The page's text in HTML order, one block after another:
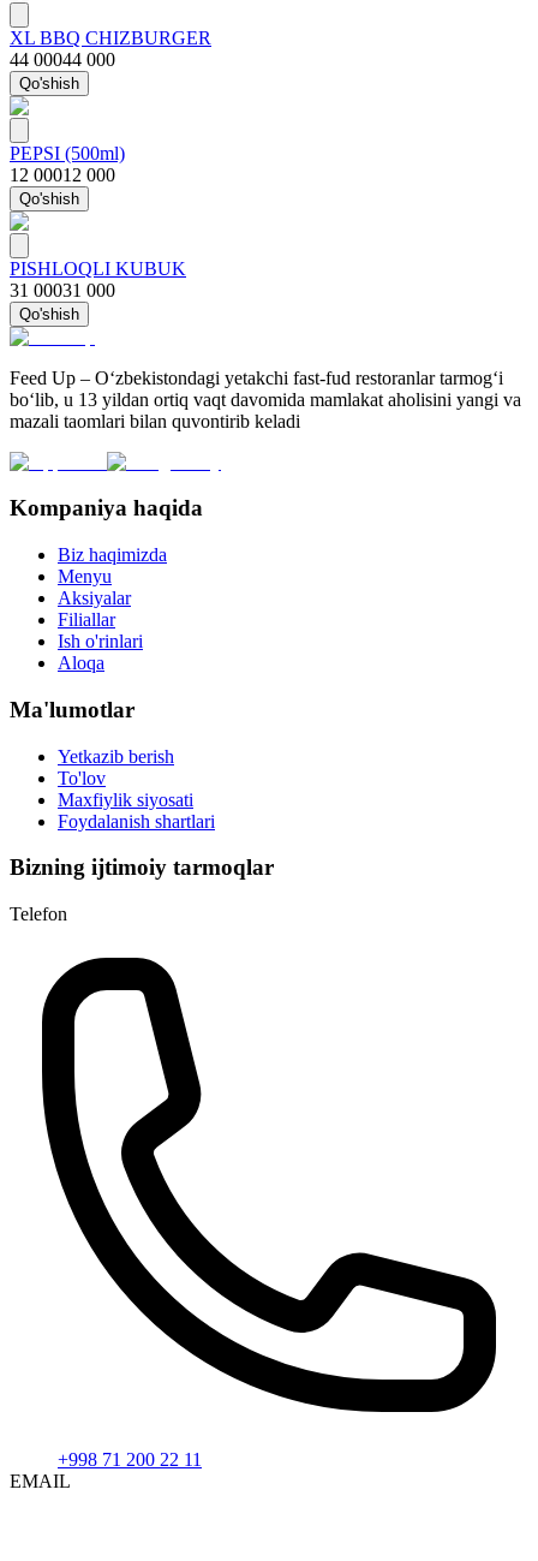
XL BBQ CHIZBURGER
44 00044 000
Qo'shish
PEPSI (500ml)
12 00012 000
Qo'shish
PISHLOQLI KUBUK
31 00031 000
Qo'shish
Feed Up – O‘zbekistondagi yetakchi fast-fud restoranlar tarmog‘i
bo‘lib, u 13 yildan ortiq vaqt davomida mamlakat aholisini yangi va
mazali taomlari bilan quvontirib keladi
Kompaniya haqida
Biz haqimizda
Menyu
Aksiyalar
Filiallar
Ish o'rinlari
Aloqa
Ma'lumotlar
Yetkazib berish
To'lov
Maxfiylik siyosati
Foydalanish shartlari
Bizning ijtimoiy tarmoqlar
Telefon
+998 71 200 22 11
EMAIL